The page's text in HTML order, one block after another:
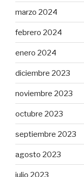
marzo 2024
febrero 2024
enero 2024
diciembre 2023
noviembre 2023
octubre 2023
septiembre 2023
agosto 2023
julio 2023